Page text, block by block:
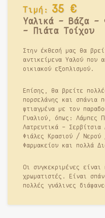
Τιμή: 35€
Υαλικά - Βάζα -
- Πιάτα Τοίχου
Στην έκθεσή μας θα
αντικείμενα Υαλού που
οικιακού εξοπλισμού.
Επίσης, θα βρείτε
πορσελάνης και σπάνια
φτιαγμένα με τον
Γυαλιού, όπως: Λάμπες
Λατρευτικά -
Φιάλες Κρασιού /
Φαρμακείου και πολλά
Οι συγκεκριμένες είναι
χρωματιστές. Είναι
πολλές γυάλινες